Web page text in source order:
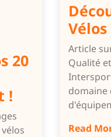
20
!
Article
Qualité
domaine
Read